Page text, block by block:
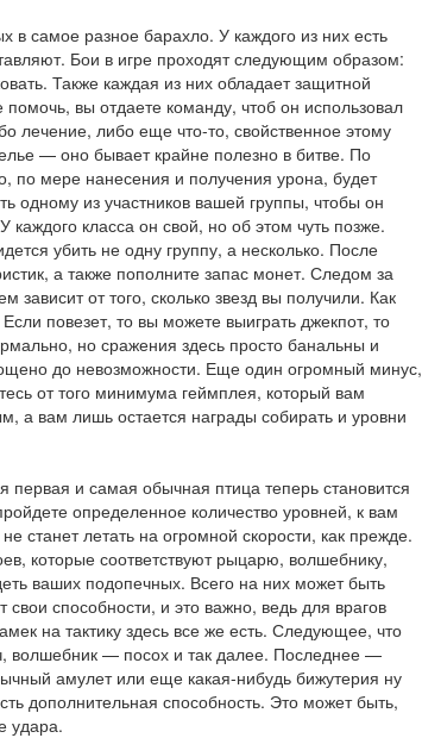
в самое разное барахло. У каждого из них есть
Бои в игре проходят следующим образом:
Также каждая из них обладает защитной
вы отдаете команду, чтоб он использовал
лечение, либо еще что-то, свойственное этому
— оно бывает крайне полезно в битве. По
по мере нанесения и получения урона, будет
одному из участников вашей группы, чтобы он
класса он свой, но об этом чуть позже.
убить не одну группу, а несколько. После
а также пополните запас монет. Следом за
от того, сколько звезд вы получили. Как
повезет, то вы можете выиграть джекпот, то
но сражения здесь просто банальны и
до невозможности. Еще один огромный минус,
от того минимума геймплея, который вам
а вам лишь остается награды собирать и уровни
и самая обычная птица теперь становится
определенное количество уровней, к вам
станет летать на огромной скорости, как прежде.
которые соответствуют рыцарю, волшебнику,
ваших подопечных. Всего на них может быть
способности, и это важно, ведь для врагов
на тактику здесь все же есть. Следующее, что
волшебник — посох и так далее. Последнее —
амулет или еще какая-нибудь бижутерия ну
дополнительная способность. Это может быть,
удара.